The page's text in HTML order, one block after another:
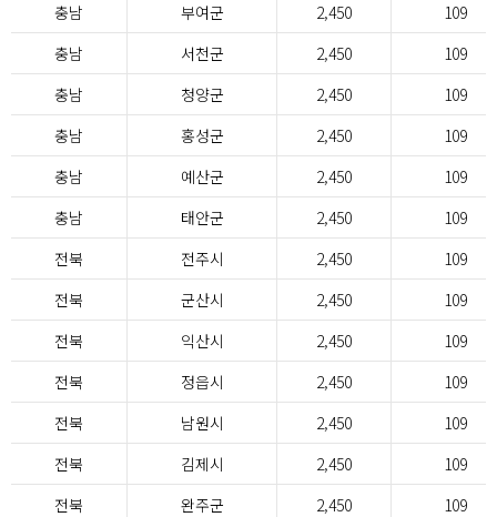
충남
부여군 2,450
109
충남
서천군 2,450
109
충남
청양군 2,450
109
충남
홍성군 2,450
109
충남
예산군 2,450
109
충남
태안군 2,450
109
전북
전주시 2,450
109
전북
군산시 2,450
109
전북
익산시 2,450
109
전북
정읍시 2,450
109
전북
남원시 2,450
109
전북
김제시 2,450
109
전북
완주군 2,450
109